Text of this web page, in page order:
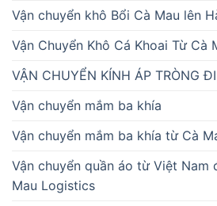
Vận chuyển khô Bổi Cà Mau lên
Vận Chuyển Khô Cá Khoai Từ Cà
VẬN CHUYỂN KÍNH ÁP TRÒNG
Vận chuyển mắm ba khía
Vận chuyển mắm ba khía từ Cà
Vận chuyển quần áo từ Việt Nam
Mau Logistics